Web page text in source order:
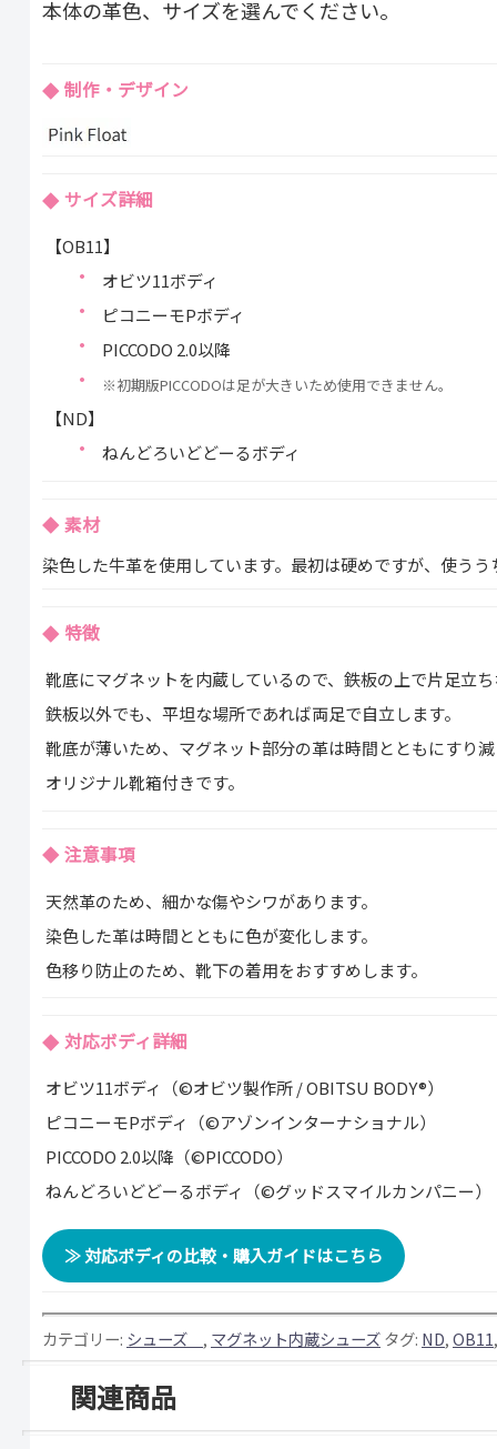
本体の革色、サイズを選んでください。
制作・デザイン
サイズ詳細
【OB11】
オビツ11ボディ
ピコニーモPボディ
PICCODO 2.0以降
※初期版PICCODOは足が大きいため使用できません。
【ND】
ねんどろいどどーるボディ
素材
染色した牛革を使用しています。最初は硬めですが、使う
特徴
靴底にマグネットを内蔵しているので、鉄板の上で片足立
鉄板以外でも、平坦な場所であれば両足で自立します。
靴底が薄いため、マグネット部分の革は時間とともにすり
オリジナル靴箱付きです。
注意事項
天然革のため、細かな傷やシワがあります。
染色した革は時間とともに色が変化します。
色移り防止のため、靴下の着用をおすすめします。
対応ボディ詳細
オビツ11ボディ（©オビツ製作所 / OBITSU BODY®）
ピコニーモPボディ（©アゾンインターナショナル）
PICCODO 2.0以降（©PICCODO）
ねんどろいどどーるボディ（©グッドスマイルカンパニー）
≫ 対応ボディの比較・購入ガイドはこちら
カテゴリー: シューズ , マグネット内蔵シューズタグ: ND,OB11
関連商品